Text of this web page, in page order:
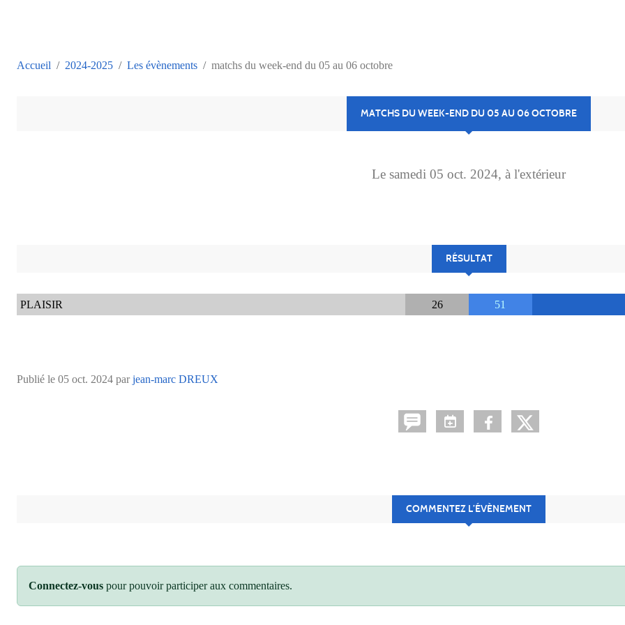
Accueil 2024-2025 Les évènements matchs du week-end du 05 au 06 octobre
MATCHS DU WEEK-END DU 05 AU 06 OCTOBRE
Le samedi 05 oct. 2024, à l'extérieur
RÉSULTAT
PLAISIR 26 51
Publié le 05 oct. 2024 parjean-marc DREUX
COMMENTEZ L’ÉVÈNEMENT
Connectez-vous pour pouvoir participer aux commentaires.